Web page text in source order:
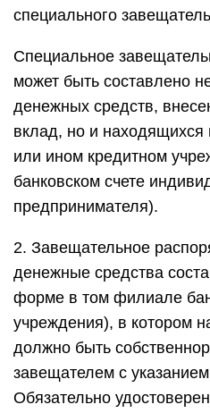
специального
Специальное
может быть составлено
денежных средств,
вклад, но и
или ином кредитном
банковском счете
предпринимателя).
2. Завещательное
денежные средства
форме в том филиале
учреждения), в котором
должно быть
завещателем с
Обязательно